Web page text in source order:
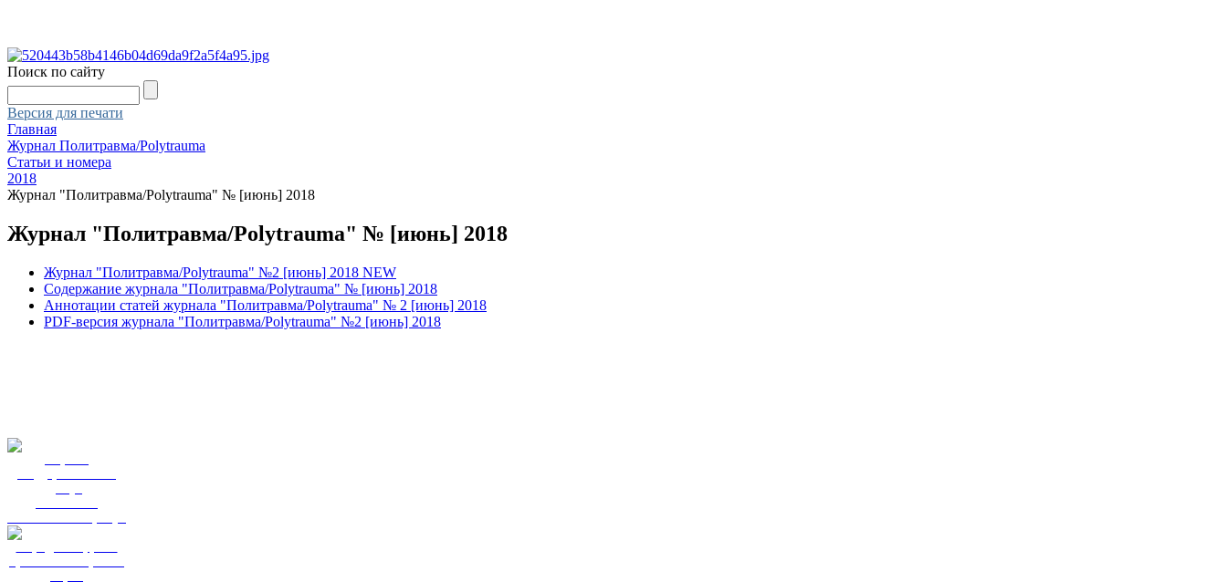
Поиск по сайту
Версия для печати
Главная
Журнал Политравма/Polytrauma
Статьи и номера
2018
Журнал "Политравма/Polytrauma" № [июнь] 2018
Журнал "Политравма/Polytrauma" № [июнь] 2018
Журнал "Политравма/Polytrauma" №2 [июнь] 2018 NEW
Содержание журнала "Политравма/Polytrauma" № [июнь] 2018
Аннотации статей журнала "Политравма/Polytrauma" № 2 [июнь] 2018
PDF-версия журнала "Политравма/Polytrauma" №2 [июнь] 2018